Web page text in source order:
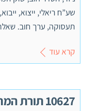
שע”ח ריאלי, ייצוא,
תעסוקה, ערך חוב. שאלה 1: א. למה
קרא עוד
10627 תורת המחירים א